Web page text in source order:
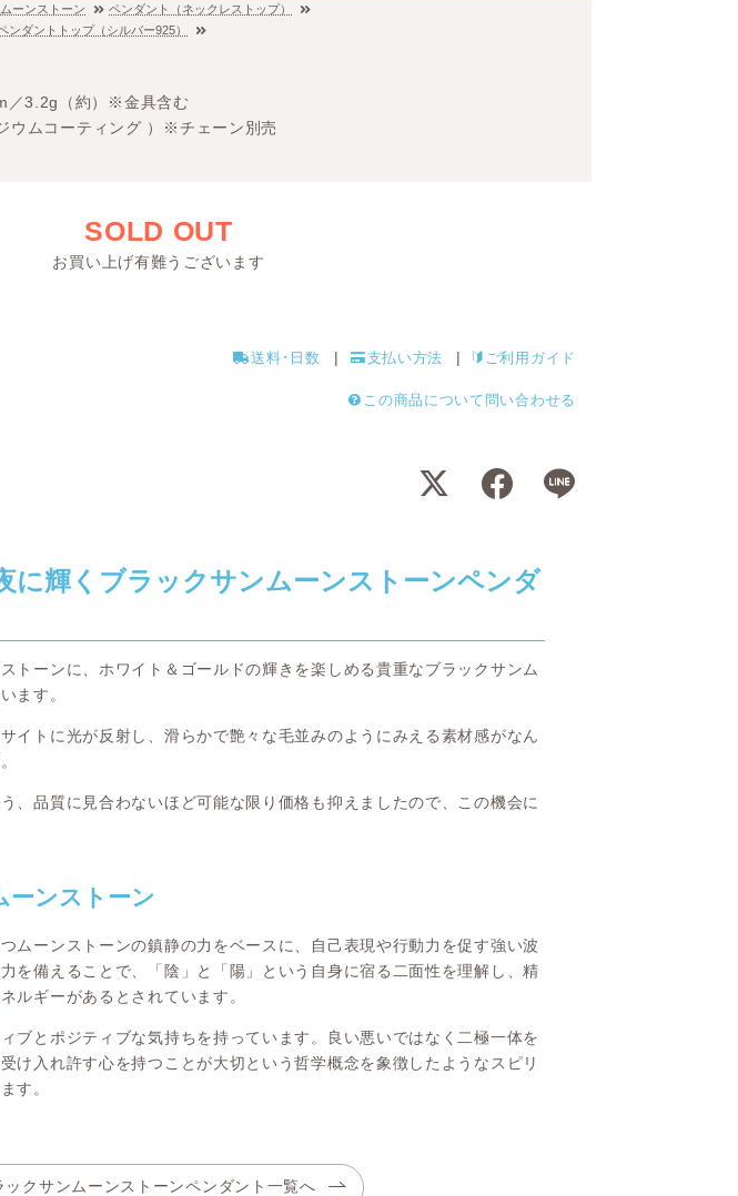
ーンストーン
ペンダント（ネックレストップ）
ダントトップ（シルバー925）
／3.2g（約）※金具含む
ウムコーティング ）※チェーン別売
SOLD OUT
お買い上げ有難うございます
送料･日数 支払い方法 ご利用ガイド
この商品について問い合わせる
に輝くブラックサンムーンストーンペンダ
トーンに、ホワイト＆ゴールドの輝きを楽しめる貴重なブラックサンム
ます。
イトに光が反射し、滑らかで艶々な毛並みのようにみえる素材感がなん
、品質に見合わないほど可能な限り価格も抑えましたので、この機会に
ーンストーン
ムーンストーンの鎮静の力をベースに、自己表現や行動力を促す強い波
を備えることで、「陰」と「陽」という自身に宿る二面性を理解し、精
ルギーがあるとされています。
ブとポジティブな気持ちを持っています。良い悪いではなく二極一体を
け入れ許す心を持つことが大切という哲学概念を象徴したようなスピリ
す。
ックサンムーンストーンペンダント一覧へ